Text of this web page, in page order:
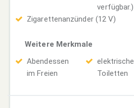
verfügbar.)
Zigarettenanzünder (12 V)
Weitere Merkmale
Abendessen
im Freien
elektrische
Toiletten